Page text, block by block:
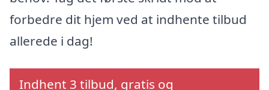
forbedre dit hjem ved at indhente tilbud
allerede i dag!
Indhent 3 tilbud, gratis og